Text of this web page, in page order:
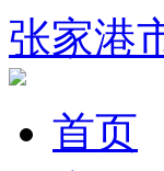
张家港
首页